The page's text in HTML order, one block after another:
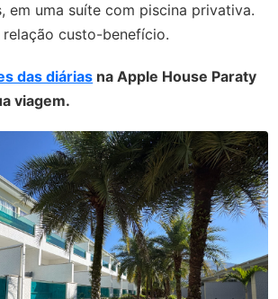
em uma suíte com piscina privativa.
custo-benefício.
das diárias na Apple House Paraty
viagem.